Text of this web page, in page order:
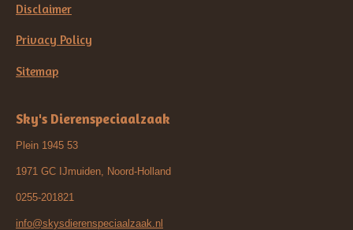
Disclaimer
Privacy Policy
Sitemap
Sky's Dierenspeciaalzaak
Plein 1945 53
1971 GC IJmuiden, Noord-Holland
0255-201821
info@skysdierenspeciaalzaak.nl